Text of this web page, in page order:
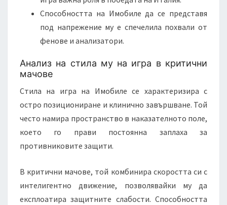
Способността на Имобиле да се представя
под напрежение му е спечелила похвали от
фенове и анализатори.
Анализ на стила му на игра в критични
мачове
Стила на игра на Имобиле се характеризира с
остро позициониране и клинично завършване. Той
често намира пространство в наказателното поле,
което го прави постоянна заплаха за
противниковите защити.
В критични мачове, той комбинира скоростта си с
интелигентно движение, позволявайки му да
експлоатира защитните слабости. Способността